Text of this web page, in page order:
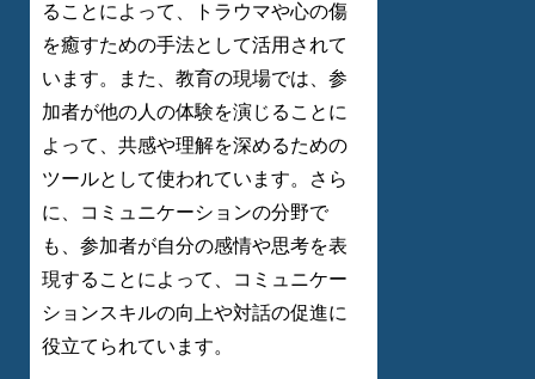
ることによって、トラウマや心の傷
を癒すための手法として活用されて
います。また、教育の現場では、参
加者が他の人の体験を演じることに
よって、共感や理解を深めるための
ツールとして使われています。さら
に、コミュニケーションの分野で
も、参加者が自分の感情や思考を表
現することによって、コミュニケー
ションスキルの向上や対話の促進に
役立てられています。